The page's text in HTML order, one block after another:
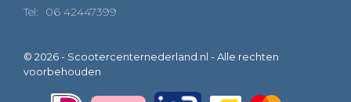
Tel: 06 42447399
© 2026 - Scootercenternederland.nl - Alle rechten
voorbehouden